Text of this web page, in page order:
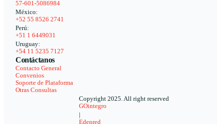
57-601-5086984
México:
+52 55 8526 2741
Perú:
+51 1 6449031
Uruguay:
+54 11 5235 7127
Contáctanos
Contacto General
Convenios
Soporte de Plataforma
Otras Consultas
Copyright 2025. All right reserved
GOintegro
Edenred